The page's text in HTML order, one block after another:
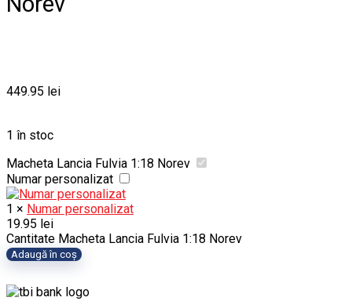
449.95 lei
1 în stoc
Macheta Lancia Fulvia 1:18 Norev
Numar personalizat
1 × Numar personalizat
19.95 lei
Cantitate Macheta Lancia Fulvia 1:18 Norev
Adaugă în coș